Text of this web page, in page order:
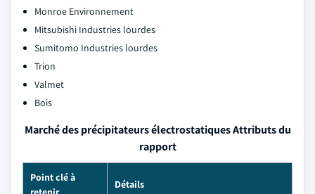
Monroe Environnement
Mitsubishi Industries lourdes
Sumitomo Industries lourdes
Trion
Valmet
Bois
Marché des précipitateurs électrostatiques Attributs du
rapport
Point clé à
Détails